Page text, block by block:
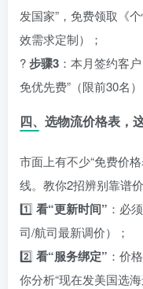
发国家”，免费领取《
效需求定制）；
?步骤3 ：本月签约客
免优先费”（限前30名）
四、选物流价格表，
市面上有不少“免费价
线。教你2招辨别靠谱
1️⃣ 看“更新时间” ：必
司/航司最新调价）；
2️⃣ 看“服务绑定” ：价
你分析“现在发美国选